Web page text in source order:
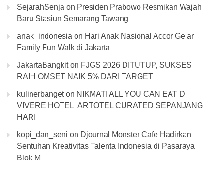
SejarahSenja on Presiden Prabowo Resmikan Wajah
Baru Stasiun Semarang Tawang
anak_indonesia on Hari Anak Nasional Accor Gelar
Family Fun Walk di Jakarta
JakartaBangkiton FJGS 2026 DITUTUP, SUKSES
RAIH OMSET NAIK 5% DARI TARGET
kulinerbangeton NIKMATI ALL YOU CAN EAT DI
VIVERE HOTEL ARTOTEL CURATED SEPANJANG
HARI
kopi_dan_seni on Djournal Monster Cafe Hadirkan
Sentuhan Kreativitas Talenta Indonesia di Pasaraya
Blok M